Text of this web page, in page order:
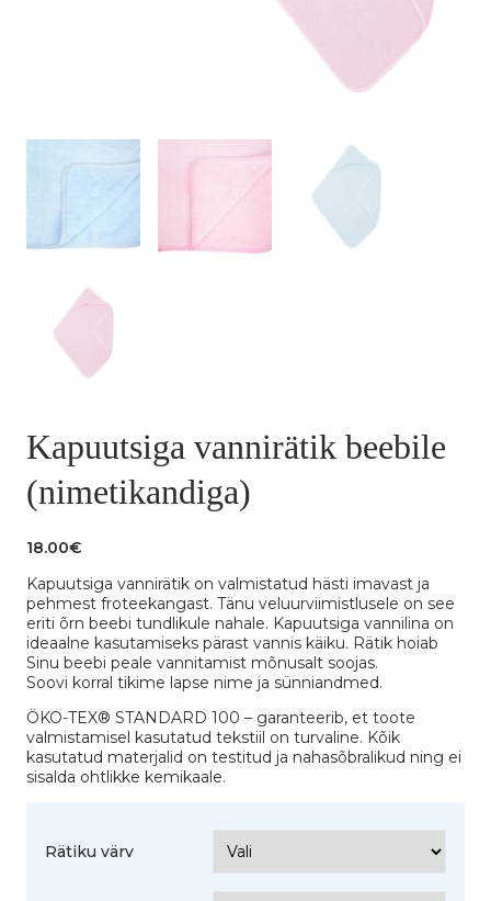
Kapuutsiga vannirätik beebile
(nimetikandiga)
18.00€
Kapuutsiga vannirätik on valmistatud hästi imavast ja
pehmest froteekangast. Tänu veluurviimistlusele on see
eriti õrn beebi tundlikule nahale. Kapuutsiga vannilina on
ideaalne kasutamiseks pärast vannis käiku. Rätik hoiab
Sinu beebi peale vannitamist mõnusalt soojas.
Soovi korral tikime lapse nime ja sünniandmed.
ÖKO-TEX® STANDARD 100 – garanteerib, et toote
valmistamisel kasutatud tekstiil on turvaline. Kõik
kasutatud materjalid on testitud ja nahasõbralikud ning ei
sisalda ohtlikke kemikaale.
Rätiku värv